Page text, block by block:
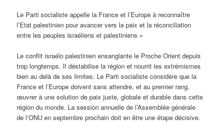
Le Parti socialiste appelle la France et l’Europe à reconnaître
l’Etat palestinien pour avancer vers la paix et la réconciliation
entre les peuples israéliens et palestiniens »
Le conflit israélo palestinien ensanglante le Proche Orient depuis
trop longtemps. Il déstabilise la région et nourrit les extrémismes
bien au delà de ses limites. Le Parti socialiste considère que la
France et l’Europe doivent sans attendre, et au premier rang,
œuvrer à une solution de paix juste, globale et durable dans cette
région du monde. La session annuelle de l’Assemblée générale
de l’ONU en septembre prochain doit en être une étape décisive.